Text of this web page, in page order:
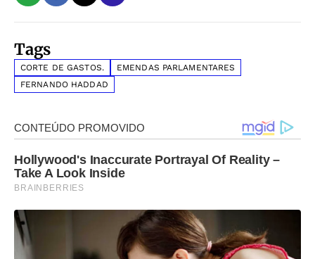
Tags
CORTE DE GASTOS.
EMENDAS PARLAMENTARES
FERNANDO HADDAD